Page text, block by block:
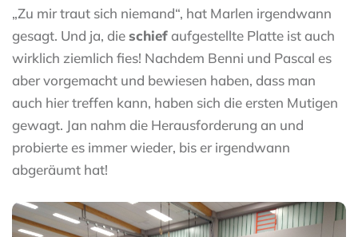
„Zu mir traut sich niemand“, hat Marlen irgendwann
gesagt. Und ja, dieschiefaufgestellte Platte ist auch
wirklich ziemlich fies! Nachdem Benni und Pascal es
aber vorgemacht und bewiesen haben, dass man
auch hier treffen kann, haben sich die ersten Mutigen
gewagt. Jan nahm die Herausforderung an und
probierte es immer wieder, bis er irgendwann
abgeräumt hat!